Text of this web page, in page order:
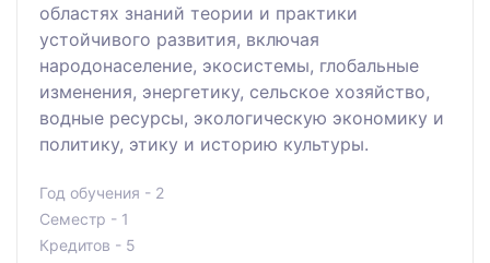
областях знаний теории и практики
устойчивого развития, включая
народонаселение, экосистемы, глобальные
изменения, энергетику, сельское хозяйство,
водные ресурсы, экологическую экономику и
политику, этику и историю культуры.
Год обучения - 2
Семестр - 1
Кредитов - 5